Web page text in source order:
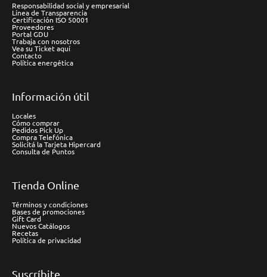
Responsabilidad social y empresarial
Línea de Transparencia
Certificación ISO 50001
Proveedores
Portal GDU
Trabaja con nosotros
Vea su Ticket aquí
Contacto
Política energética
Información útil
Locales
Cómo comprar
Pedidos Pick Up
Compra Telefónica
Solicitá la Tarjeta Hipercard
Consulta de Puntos
Tienda Online
Términos y condiciones
Bases de promociones
Gift Card
Nuevos Catálogos
Recetas
Política de privacidad
Suscríbite